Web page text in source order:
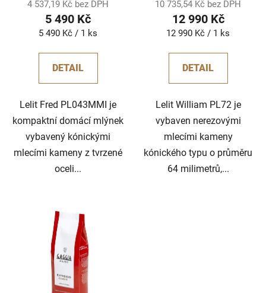
4 537,19 Kč bez DPH
5 490 Kč
Měrná
5 490 Kč / 1 ks
DETAIL
Lelit Fred PL043MMI je
kompaktní domácí mlýnek
vybavený kónickými
mlecími kameny z tvrzené
oceli...
10 735,54 Kč bez DPH
12 990 Kč
Měrná
12 990 Kč / 1 ks
DETAIL
Lelit William PL72 je
vybaven nerezovými
mlecími kameny
kónického typu o průměru
64 milimetrů,...